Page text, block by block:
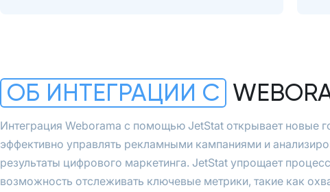
ОБ ИНТЕГРАЦИИ С
Интеграция Weborama с помощью JetStat открывает новые
эффективно управлять рекламными кампаниями и
результаты цифрового маркетинга. JetStat упрощает
возможность отслеживать ключевые метрики, такие как